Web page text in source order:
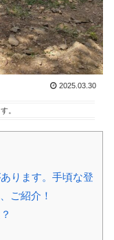
2025.03.30
。
ります。手頃な登
ご紹介！